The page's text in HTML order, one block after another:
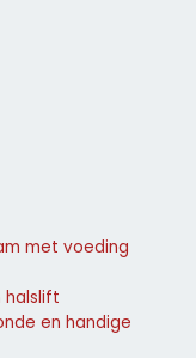
met voeding
halslift
en handige